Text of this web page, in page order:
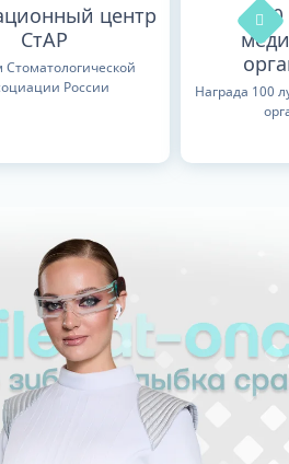
центр
СтАР
России
Награда 100